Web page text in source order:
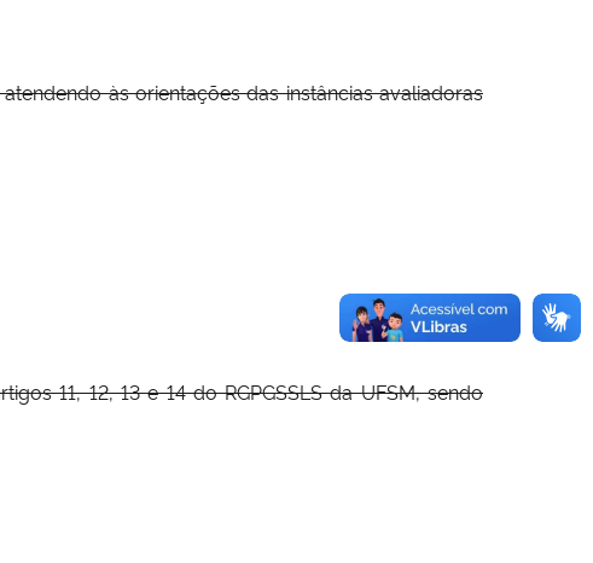
às orientações das instâncias avaliadoras
11, 12, 13 e 14 do RGPGSSLS da UFSM, sendo